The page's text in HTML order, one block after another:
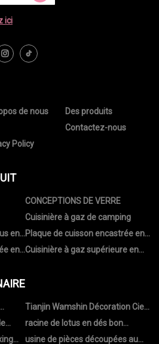
ici
de nous
Des produits
Contactez-nous
Policy
CONCEPTIONS DE VERRE
Cuisinière à gaz de camping
en
Plaque de cuisson encastrée en
verre
en Cuisinière à gaz supérieure en
Tianjin Wamshin Décoration Cie.,
Ltd
racine de lotus en dés bon
marché
usine de pièces découpées au